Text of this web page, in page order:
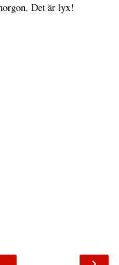
Det är lyx!